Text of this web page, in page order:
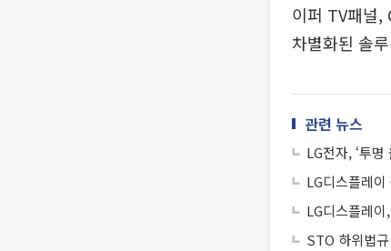
이퍼 TV패널,
차별화된 솔
관련 뉴스
LG전자, ‘투
LG디스플레
LG디스플레
STO 하위법